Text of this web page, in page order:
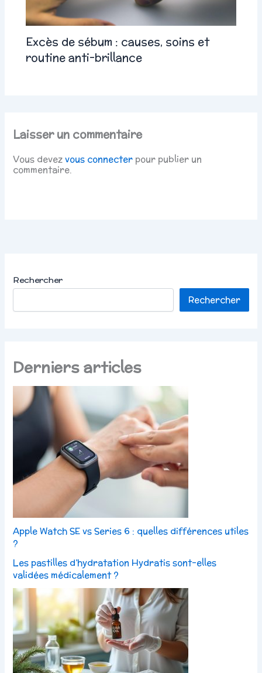
Excès de sébum : causes, soins et
routine anti-brillance
Laisser un commentaire
Vous devezvous connecter pour publier un
commentaire.
Rechercher
Rechercher
Derniers articles
Apple Watch SE vs Series 6 : quelles différences utiles
?
Les pastilles d’hydratation Hydratis sont-elles
validées médicalement ?